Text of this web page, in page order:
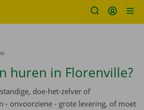
huren in Florenville?
doe-het-zelver of
- onvoorziene - grote levering, of moet